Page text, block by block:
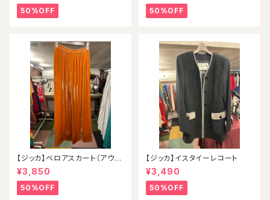
50%OFF 50%OFF
【ジッカ】ベロアスカート（アウト
レット）
¥3,850
50%OFF
【ジッカ】イスタイーレコート
¥3,490
50%OFF